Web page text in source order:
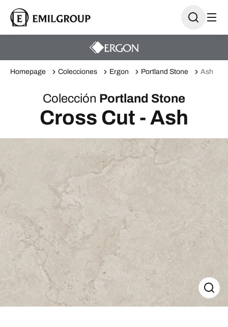
Homepage Colecciones Ergon Portland Stone Ash
Colección Portland Stone
Cross Cut - Ash